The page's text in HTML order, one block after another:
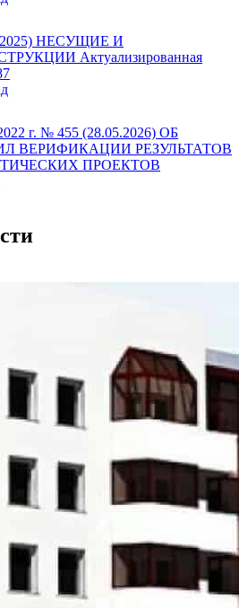
НЕСУЩИЕ И
Актуализированная
г. № 455 (28.05.2026) ОБ
ВЕРИФИКАЦИИ РЕЗУЛЬТАТОВ
ПРОЕКТОВ